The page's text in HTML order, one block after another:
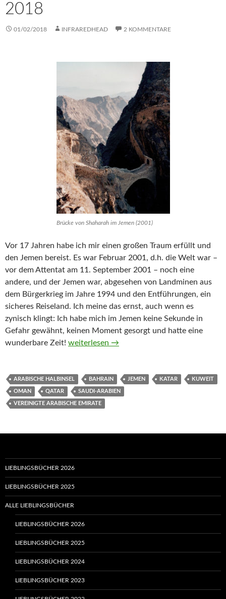
2018
01/02/2018 INFRAREDHEAD 2 KOMMENTARE
Brücke von Shaharah im Jemen (2001)
Vor 17 Jahren habe ich mir einen großen Traum erfüllt und
den Jemen bereist. Es war Februar 2001, d.h. die Welt war –
vor dem Attentat am 11. September 2001 – noch eine
andere, und der Jemen war, abgesehen von Landminen aus
dem Bürgerkrieg im Jahre 1994 und den Entführungen, ein
sicheres Reiseland. Ich meine das ernst, auch wenn es
zynisch klingt: Ich habe mich im Jemen keine Sekunde in
Gefahr gewähnt, keinen Moment gesorgt und hatte eine
wunderbare Zeit! Thema „Arabische Halbinsel“ im Februar
weiterlesen →
ARABISCHE HALBINSEL BAHRAIN JEMEN KATAR KUWEIT
OMAN QATAR SAUDI-ARABIEN
VEREINIGTE ARABISCHE EMIRATE
LIEBLINGSBÜCHER 2026
LIEBLINGSBÜCHER 2025
ALLE LIEBLINGSBÜCHER
LIEBLINGSBÜCHER 2026
LIEBLINGSBÜCHER 2025
LIEBLINGSBÜCHER 2024
LIEBLINGSBÜCHER 2023